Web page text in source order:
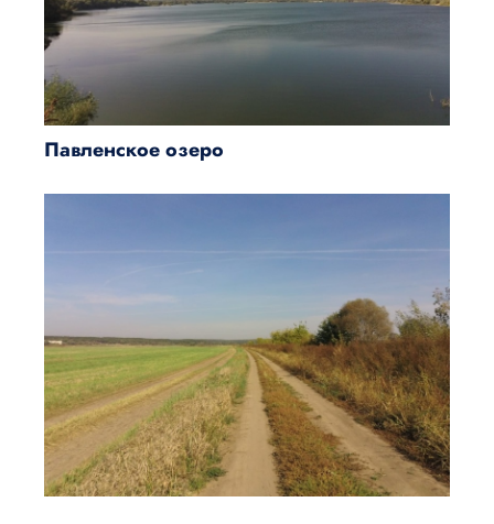
Павленское озеро